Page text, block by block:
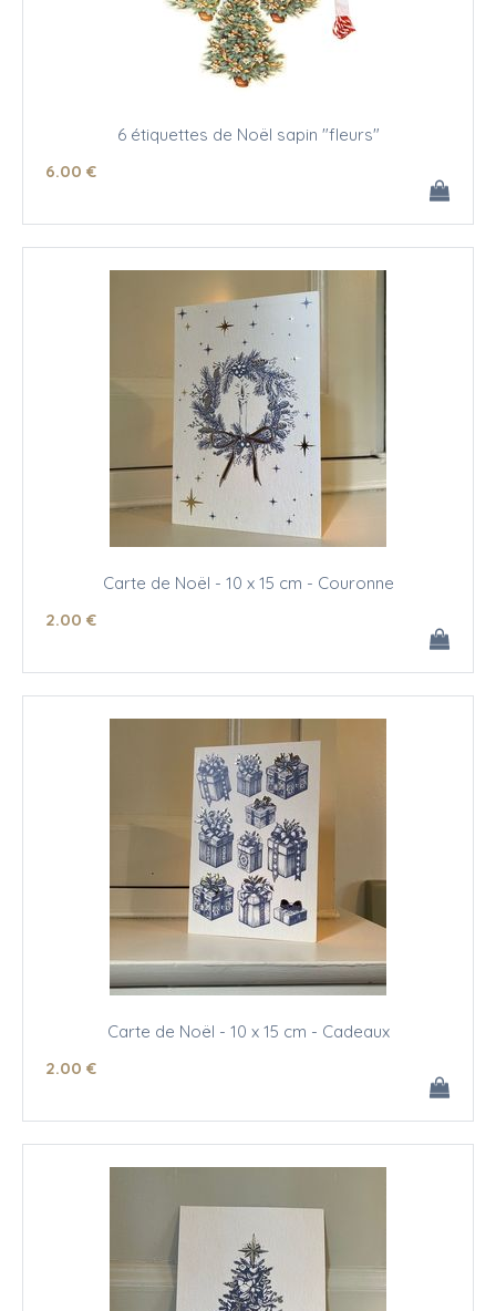
6 étiquettes de Noël sapin "fleurs"
6.00 €
Carte de Noël - 10 x 15 cm - Couronne
2.00 €
Carte de Noël - 10 x 15 cm - Cadeaux
2.00 €